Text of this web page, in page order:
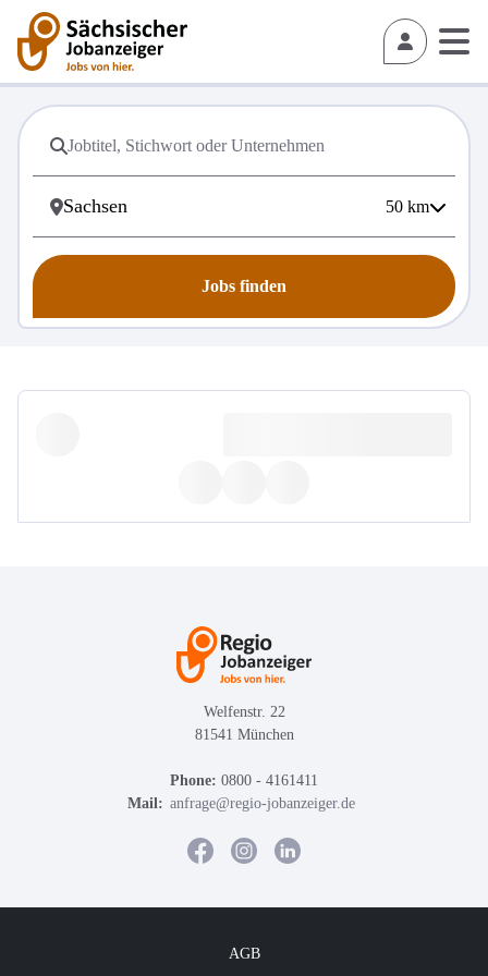
50 km
Jobs finden
Welfenstr. 22
81541 München
Phone: 0800 - 4161411
Mail: anfrage@regio-jobanzeiger.de
AGB